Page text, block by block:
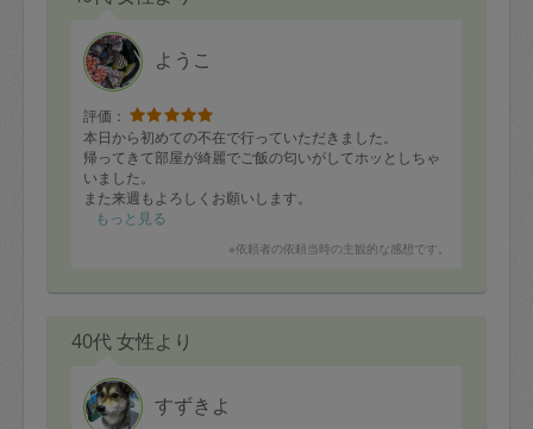
ようこ
評価：
本日から初めての不在で行っていただきました。
帰ってきて部屋が綺麗でご飯の匂いがしてホッとしちゃ
いました。
また来週もよろしくお願いします。
もっと見る
※依頼者の依頼当時の主観的な感想です。
40代 女性より
すずきよ